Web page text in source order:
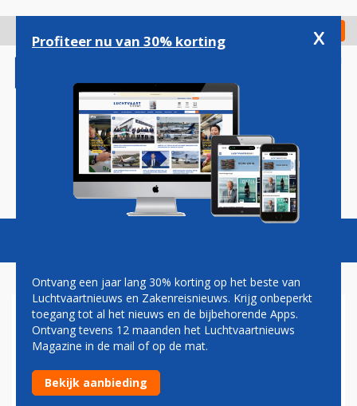
gaan
Check in
Magazine Podcasts Vacatures
IATA: 2023 WAS HET
VEILIGSTE JAAR VOOR DE
BURGERLUCHTVAART OOIT
Profiteer nu van 30% korting x
Ontvang een jaar lang 30% korting op het beste van
Luchtvaartnieuws en Zakenreisnieuws. Krijg onbeperkt
toegang tot al het nieuws en de bijbehorende Apps.
Ontvang tevens 12 maanden het Luchtvaartnieuws
Magazine in de mail of op de mat.
Bekijk aanbieding